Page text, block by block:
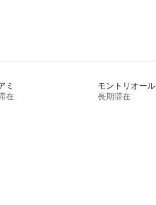
ミ
在
モントリオール
長期滞在